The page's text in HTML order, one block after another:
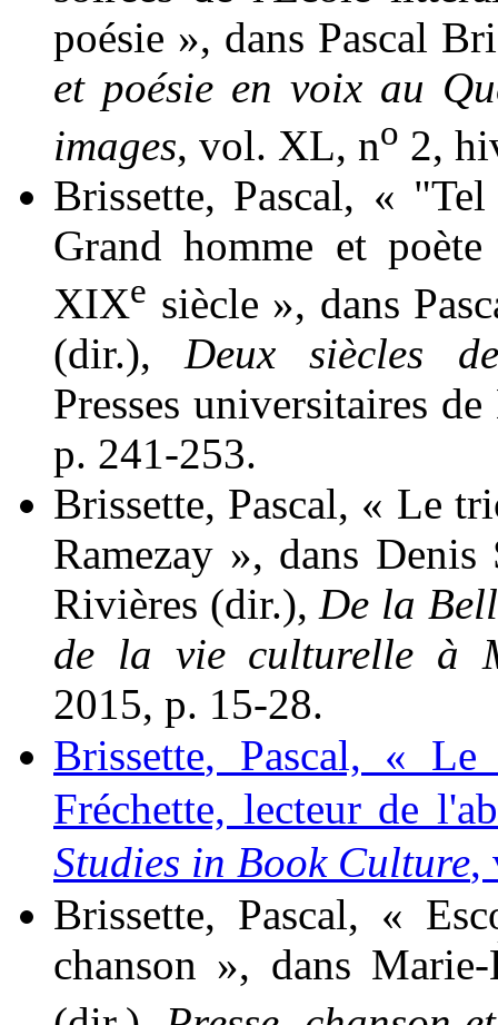
poésie », dans Pascal
et poésie en voix au
images, vol. XL, no 2,
Brissette, Pascal, «
Grand homme et
XIXe siècle », dans
(dir.),Deux siècles
Presses universitaires
p. 241-253.
Brissette, Pascal, « Le
Ramezay », dans Denis
Rivières (dir.),De la
de la vie culturelle à
2015, p. 15-28.
Brissette, Pascal, « Le
Fréchette, lecteur de
Studies in Book Culture,
Brissette, Pascal, «
chanson », dans